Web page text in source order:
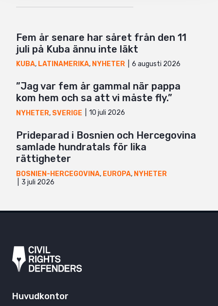
Fem år senare har såret från den 11
juli på Kuba ännu inte läkt
KUBA, LATINAMERIKA, NYHETER 6 augusti 2026
”Jag var fem år gammal när pappa
kom hem och sa att vi måste fly.”
NYHETER, SVERIGE 10 juli 2026
Prideparad i Bosnien och Hercegovina
samlade hundratals för lika
rättigheter
BOSNIEN-HERCEGOVINA, EUROPA, NYHETER
3 juli 2026
Huvudkontor